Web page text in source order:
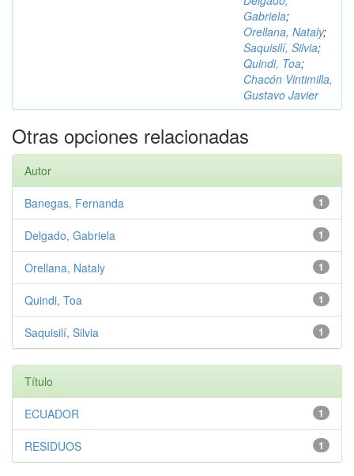
Gabriela;
Orellana, Nataly;
Saquisilí, Silvia;
Quindi, Toa;
Chacón Vintimilla,
Gustavo Javier
Otras opciones relacionadas
Autor
1
Banegas, Fernanda
1
Delgado, Gabriela
1
Orellana, Nataly
1
Quindi, Toa
1
Saquisilí, Silvia
Título
1
ECUADOR
1
RESIDUOS